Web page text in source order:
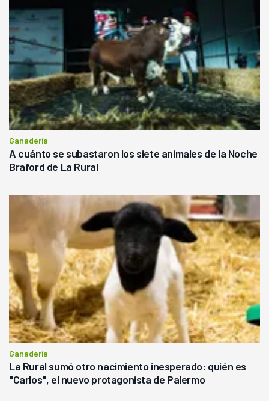
Ganadería
A cuánto se subastaron los siete animales de la Noche
Braford de La Rural
Ganadería
La Rural sumó otro nacimiento inesperado: quién es
"Carlos", el nuevo protagonista de Palermo